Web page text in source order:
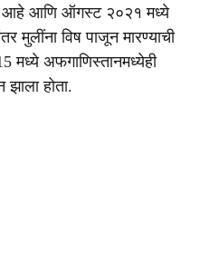
आहे आणि ऑगस्ट २०२१ मध्ये
मुलींना विष पाजून मारण्याची
मध्ये अफगाणिस्तानमध्येही
झाला होता.